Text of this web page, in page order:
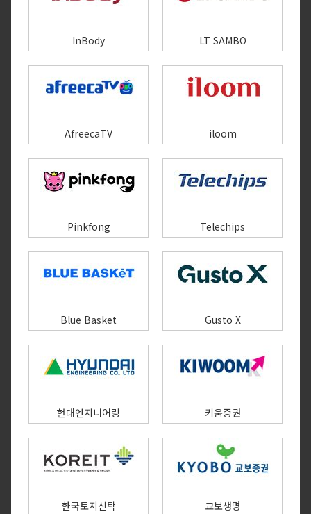
InBody LT SAMBO
AfreecaTV iloom
Pinkfong Telechips
Blue Basket Gusto X
현대엔지니어링 키움증권
한국토지신탁 교보생명